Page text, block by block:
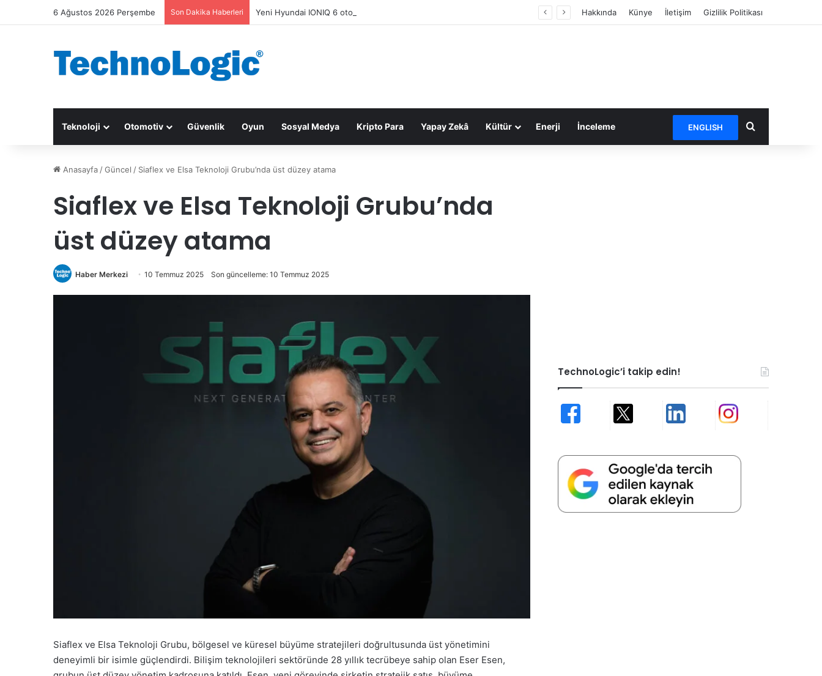
6 Ağustos 2026 Perşembe Son Dakika Haberleri Yeni Hyundai IONIQ 6 otomobilin Türkiye fiyatı belli oldu Hakkında Künye İletişim Gizlilik Politikası
Teknoloji Otomotiv Güvenlik Oyun Sosyal Medya Kripto Para Yapay Zekâ Kültür Enerji İnceleme ENGLISH Arama yap ...
Anasayfa /Güncel / Siaflex ve Elsa Teknoloji Grubu’nda üst düzey atama
Siaflex ve Elsa Teknoloji Grubu’nda
üst düzey atama
Haber Merkezi 10 Temmuz 2025 Son güncelleme: 10 Temmuz 2025
Siaflex ve Elsa Teknoloji Grubu, bölgesel ve küresel büyüme stratejileri doğrultusunda üst yönetimini
deneyimli bir isimle güçlendirdi. Bilişim teknolojileri sektöründe 28 yıllık tecrübeye sahip olan Eser Esen,
TechnoLogic’i takip edin!